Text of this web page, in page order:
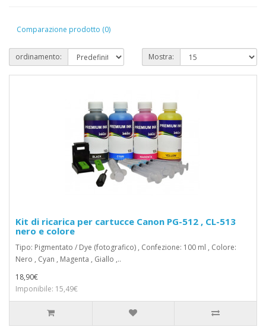
Comparazione prodotto (0)
ordinamento: Mostra:
Kit di ricarica per cartucce Canon PG-512 , CL-513
nero e colore
Tipo: Pigmentato / Dye (fotografico) , Confezione: 100 ml , Colore:
Nero , Cyan , Magenta , Giallo ,..
18,90€
Imponibile: 15,49€